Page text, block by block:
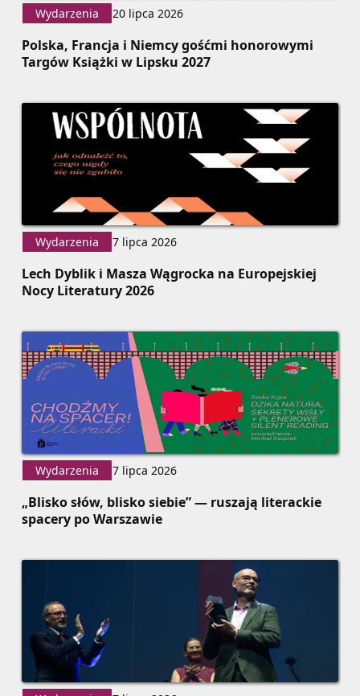
Wydarzenia 20 lipca 2026
Polska, Francja i Niemcy gośćmi honorowymi
Targów Książki w Lipsku 2027
Wydarzenia 7 lipca 2026
Lech Dyblik i Masza Wągrocka na Europejskiej
Nocy Literatury 2026
Wydarzenia 7 lipca 2026
„Blisko słów, blisko siebie” — ruszają literackie
spacery po Warszawie